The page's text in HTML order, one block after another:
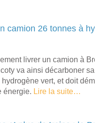
camion 26 tonnes à
livrer un camion à
va ainsi décarboner
vert, et doit
énergie. Lire la suite…